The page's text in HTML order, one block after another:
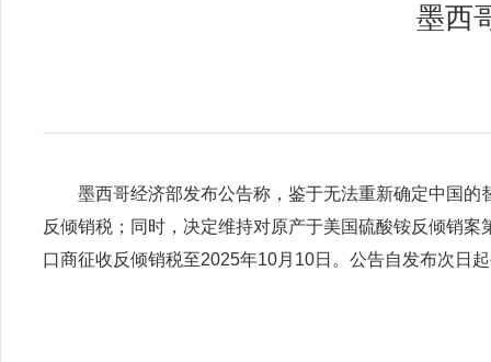
墨西
墨西哥经济部发布公告称，鉴于无法重新确定中国
反倾销税；同时，决定维持对原产于美国硫酸铵反倾销
口商征收反倾销税至2025年10月10日。公告自发布次日